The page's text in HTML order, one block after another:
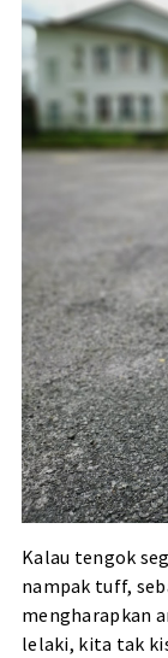
Kalau tengok
nampak tuff,
mengharapkan
lelaki, kita tak